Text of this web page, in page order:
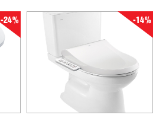
-24% -14%